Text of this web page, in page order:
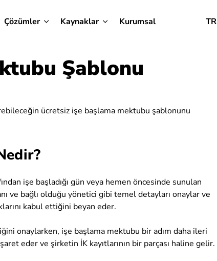
Çözümler Kaynaklar Kurumsal TR
Şablonu
ücretsiz işe başlama mektubu şablonunu
işe başladığı gün veya hemen öncesinde sunulan
ve bağlı olduğu yönetici gibi temel detayları onaylar ve
kabul ettiğini beyan eder.
onaylarken, işe başlama mektubu bir adım daha ileri
eder ve şirketin İK kayıtlarının bir parçası haline gelir.